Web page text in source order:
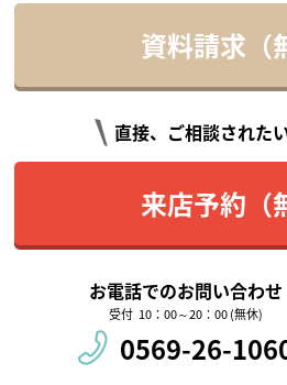
資料請求（
直接、ご相談された
来店予約（
お電話でのお問い合わせ
10：00～20：00 (無休)
0569-26-